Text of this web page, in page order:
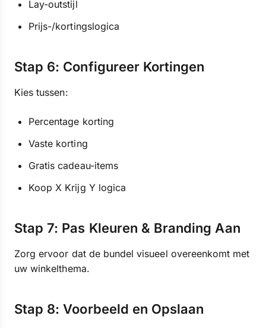
Lay-outstijl
Prijs-/kortingslogica
Stap 6: Configureer Kortingen
Kies tussen:
Percentage korting
Vaste korting
Gratis cadeau-items
Koop X Krijg Y logica
Stap 7: Pas Kleuren & Branding Aan
Zorg ervoor dat de bundel visueel overeenkomt met
uw winkelthema.
Stap 8: Voorbeeld en Opslaan